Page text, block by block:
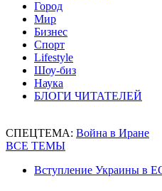
Город
Мир
Бизнес
Спорт
Lifestyle
Шоу-биз
Наука
БЛОГИ ЧИТАТЕЛЕЙ
СПЕЦТЕМА: Война в Иране
ВСЕ ТЕМЫ
Вступление Украины в